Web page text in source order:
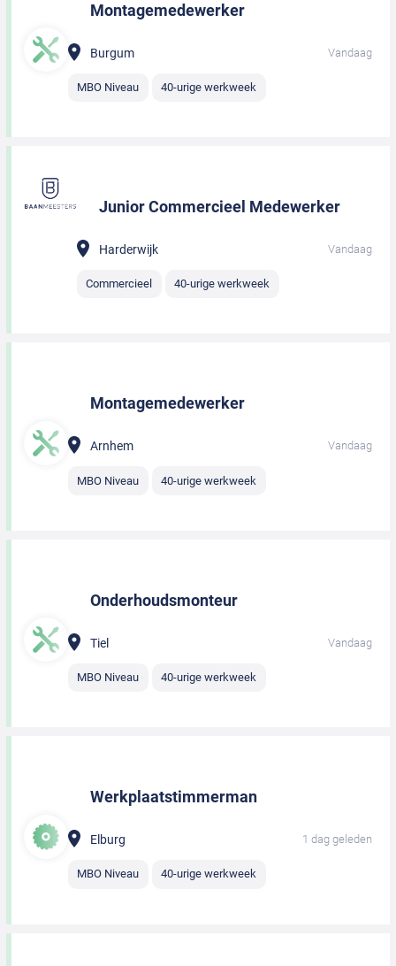
Montagemedewerker
Burgum Vandaag
MBO Niveau 40-urige werkweek
Junior Commercieel Medewerker
Harderwijk Vandaag
Commercieel 40-urige werkweek
Montagemedewerker
Arnhem Vandaag
MBO Niveau 40-urige werkweek
Onderhoudsmonteur
Tiel Vandaag
MBO Niveau 40-urige werkweek
Werkplaatstimmerman
Elburg 1 dag geleden
MBO Niveau 40-urige werkweek